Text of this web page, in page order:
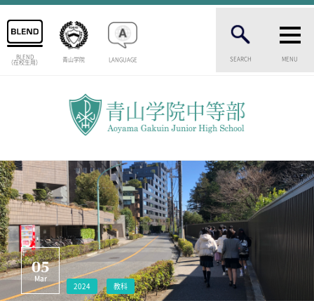
BLEND
（在校生用） 青山学院 LANGUAGE SEARCH MENU
中等部の歴史
特色ある教育
生徒数・教職員数
一貫校の流れ
卒業生インタビュー
校舎情報
メディアライブラリー
05
Mar
2024 教科